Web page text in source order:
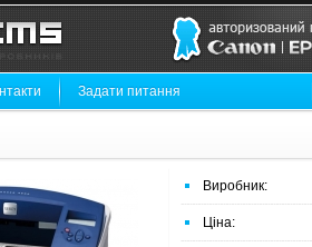
Задати питання
Виробник:
Ціна: